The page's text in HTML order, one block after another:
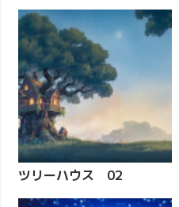
ツリーハウス 02